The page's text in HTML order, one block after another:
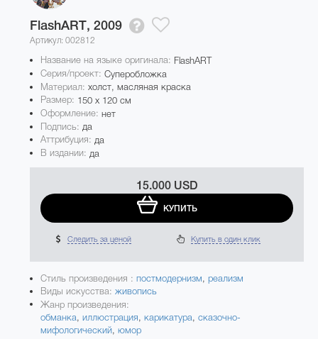
FlashART, 2009
Артикул: 002812
Название на языке оригинала: FlashART
Серия/проект:Суперобложка
Материал: холст, масляная краска
Размер: 150 x 120 см
Оформление:нет
Подпись: да
Аттрибуция: да
В издании: да
15.000 USD
КУПИТЬ
Следить за ценой Купить в один клик
Стиль произведения : постмодернизм,реализм
Виды искусства:живопись
Жанр произведения:
обманка,иллюстрация,карикатура,сказочно-
мифологический,юмор